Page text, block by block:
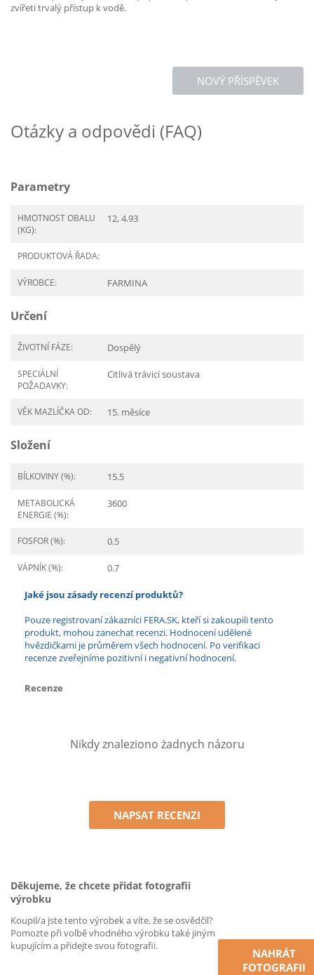
zvířeti trvalý přístup k vodě.
NOVÝ PŘÍSPĚVEK
Otázky a odpovědi (FAQ)
Parametry
HMOTNOST OBALU
(KG):
12, 4.93
PRODUKTOVÁ ŘADA:
VÝROBCE: FARMINA
Určení
ŽIVOTNÍ FÁZE: Dospělý
SPECIÁLNÍ
POŽADAVKY:
Citlivá trávicí soustava
VĚK MAZLÍČKA OD: 15. měsíce
Složení
BÍLKOVINY (%): 15.5
METABOLICKÁ
ENERGIE (%):
3600
FOSFOR (%): 0.5
VÁPNÍK (%): 0.7
Jaké jsou zásady recenzí produktů?
Pouze registrovaní zákazníci FERA.SK, kteří si zakoupili tento
produkt, mohou zanechat recenzi. Hodnocení udělené
hvězdičkami je průměrem všech hodnocení. Po verifikaci
recenze zveřejníme pozitivní i negativní hodnocení.
Recenze
Nikdy znaleziono żadnych názoru
NAPSAT RECENZI
Děkujeme, že chcete přidat fotografii
výrobku
Koupil/a jste tento výrobek a víte, že se osvědčil?
Pomozte při volbě vhodného výrobku také jiným
kupujícím a přidejte svou fotografii.
NAHRÁT
FOTOGRAFII